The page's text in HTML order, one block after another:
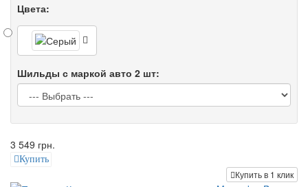
Цвета:
Шильды с маркой авто 2 шт:
3 549 грн.
Купить
Купить в 1 клик